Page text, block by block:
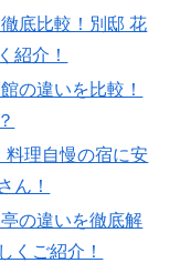
底比較！別邸 花
紹介！
の違いを比較！
料理自慢の宿に安
ん！
の違いを徹底解
くご紹介！